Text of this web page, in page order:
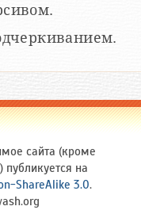
сайта (кроме
публикуется на
ShareAlike 3.0.